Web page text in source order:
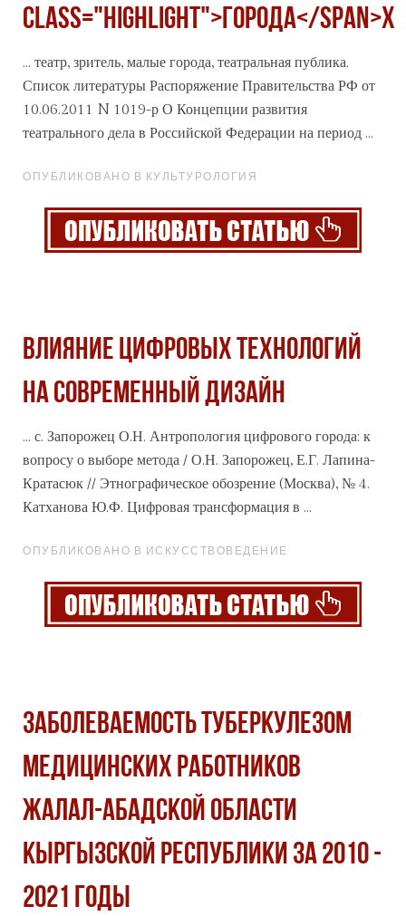
class="highlight">ГОРОДА</span>Х
... театр, зритель, малые города, театральная публика.
Список литературы Распоряжение Правительства РФ от
10.06.2011 N 1019-р О Концепции развития
театрального дела в Российской Федерации на период ...
ОПУБЛИКОВАНО В КУЛЬТУРОЛОГИЯ
ВЛИЯНИЕ ЦИФРОВЫХ ТЕХНОЛОГИЙ
НА СОВРЕМЕННЫЙ ДИЗАЙН
... с. Запорожец О.Н. Антропология цифрового города: к
вопросу о выборе метода / О.Н. Запорожец, Е.Г. Лапина-
Кратасюк // Этнографическое обозрение (Москва), № 4.
Катханова Ю.Ф. Цифровая трансформация в ...
ОПУБЛИКОВАНО В ИСКУССТВОВЕДЕНИЕ
ЗАБОЛЕВАЕМОСТЬ ТУБЕРКУЛЕЗОМ
МЕДИЦИНСКИХ РАБОТНИКОВ
ЖАЛАЛ-АБАДСКОЙ ОБЛАСТИ
КЫРГЫЗСКОЙ РЕСПУБЛИКИ ЗА 2010 -
2021 ГОДЫ